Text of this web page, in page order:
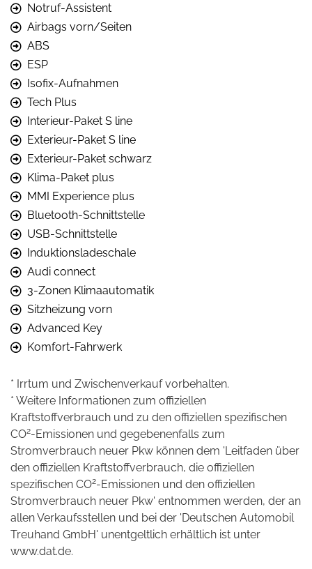
Notruf-Assistent
Airbags vorn/Seiten
ABS
ESP
Isofix-Aufnahmen
Tech Plus
Interieur-Paket S line
Exterieur-Paket S line
Exterieur-Paket schwarz
Klima-Paket plus
MMI Experience plus
Bluetooth-Schnittstelle
USB-Schnittstelle
Induktionsladeschale
Audi connect
3-Zonen Klimaautomatik
Sitzheizung vorn
Advanced Key
Komfort-Fahrwerk
* Irrtum und Zwischenverkauf vorbehalten.
* Weitere Informationen zum offiziellen
Kraftstoffverbrauch und zu den offiziellen spezifischen
CO2-Emissionen und gegebenenfalls zum
Stromverbrauch neuer Pkw können dem 'Leitfaden über
den offiziellen Kraftstoffverbrauch, die offiziellen
spezifischen CO2-Emissionen und den offiziellen
Stromverbrauch neuer Pkw' entnommen werden, der an
allen Verkaufsstellen und bei der 'Deutschen Automobil
Treuhand GmbH' unentgeltlich erhältlich ist unter
www.dat.de.